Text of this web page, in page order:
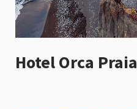
Hotel Orca Praia